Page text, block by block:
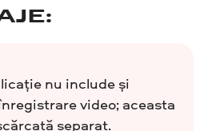
nu include și
video; aceasta
separat.